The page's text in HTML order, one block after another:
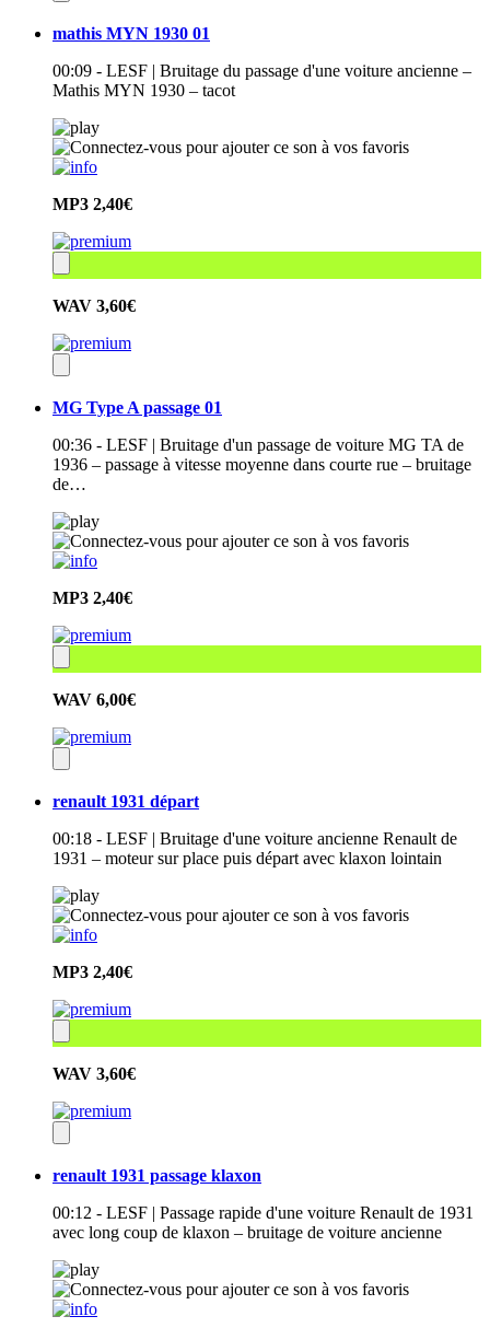
mathis MYN 1930 01
00:09 - LESF | Bruitage du passage d'une voiture ancienne –
Mathis MYN 1930 – tacot
MP3 2,40€
WAV 3,60€
MG Type A passage 01
00:36 - LESF | Bruitage d'un passage de voiture MG TA de
1936 – passage à vitesse moyenne dans courte rue – bruitage
de…
MP3 2,40€
WAV 6,00€
renault 1931 départ
00:18 - LESF | Bruitage d'une voiture ancienne Renault de
1931 – moteur sur place puis départ avec klaxon lointain
MP3 2,40€
WAV 3,60€
renault 1931 passage klaxon
00:12 - LESF | Passage rapide d'une voiture Renault de 1931
avec long coup de klaxon – bruitage de voiture ancienne